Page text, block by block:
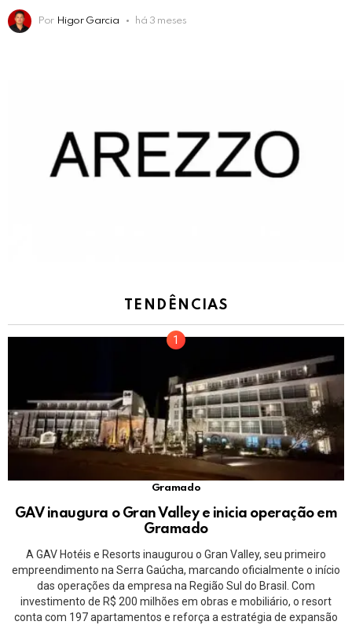
Por Higor Garcia há 3 meses
TENDÊNCIAS
Gramado
GAV inaugura o Gran Valley e inicia operação em
Gramado
A GAV Hotéis e Resorts inaugurou o Gran Valley, seu primeiro
empreendimento na Serra Gaúcha, marcando oficialmente o início
das operações da empresa na Região Sul do Brasil. Com
investimento de R$ 200 milhões em obras e mobiliário, o resort
conta com 197 apartamentos e reforça a estratégia de expansão